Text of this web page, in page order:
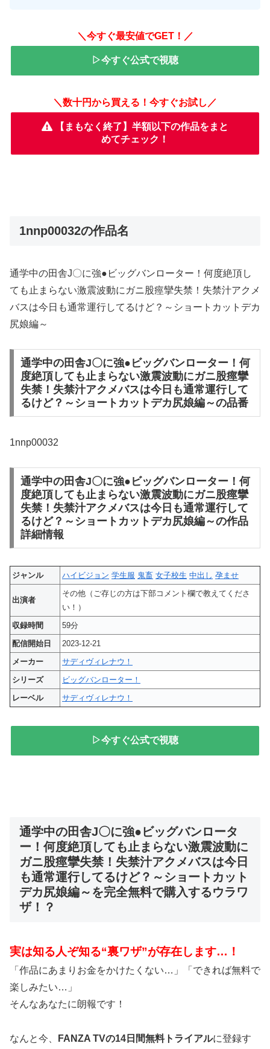
＼今すぐ最安値でGET！／
▷今すぐ公式で視聴
＼数十円から買える！今すぐお試し／
【まもなく終了】半額以下の作品をまと
めてチェック！
1nnp00032の作品名
通学中の田舎J〇に強●ビッグバンローター！何度絶頂し
ても止まらない激震波動にガニ股痙攣失禁！失禁汁アクメ
バスは今日も通常運行してるけど？～ショートカットデカ
尻娘編～
通学中の田舎J〇に強●ビッグバンローター！何
度絶頂しても止まらない激震波動にガニ股痙攣
失禁！失禁汁アクメバスは今日も通常運行して
るけど？～ショートカットデカ尻娘編～の品番
1nnp00032
通学中の田舎J〇に強●ビッグバンローター！何
度絶頂しても止まらない激震波動にガニ股痙攣
失禁！失禁汁アクメバスは今日も通常運行して
るけど？～ショートカットデカ尻娘編～の作品
詳細情報
ジャンル ハイビジョン 学生服 鬼畜 女子校生 中出し 孕ませ
出演者
その他（ご存じの方は下部コメント欄で教えてくださ
い！）
収録時間
59分
配信開始日
2023-12-21
メーカー
サディヴィレナウ！
シリーズ
ビッグバンローター！
レーベル
サディヴィレナウ！
▷今すぐ公式で視聴
通学中の田舎J〇に強●ビッグバンロータ
ー！何度絶頂しても止まらない激震波動に
ガニ股痙攣失禁！失禁汁アクメバスは今日
も通常運行してるけど？～ショートカット
デカ尻娘編～を完全無料で購入するウラワ
ザ！？
実は知る人ぞ知る“裏ワザ”が存在します…！
「作品にあまりお金をかけたくない…」「できれば無料で
楽しみたい…」
そんなあなたに朗報です！
なんと今、 FANZA TVの14日間無料トライアルに登録す